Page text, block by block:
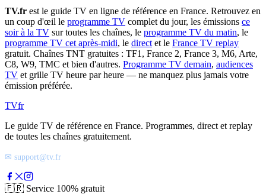
TV.fr est le guide TV en ligne de référence en France. Retrouvez en
un coup d'œil le programme TV complet du jour, les émissions ce
soir à la TV sur toutes les chaînes, le programme TV du matin, le
programme TV cet après-midi, le direct et le France TV replay
gratuit. Chaînes TNT gratuites : TF1, France 2, France 3, M6, Arte,
C8, W9, TMC et bien d'autres. Programme TV demain, audiences
TV et grille TV heure par heure — ne manquez plus jamais votre
émission préférée.
TVfr
Le guide TV de référence en France. Programmes, direct et replay
de toutes les chaînes gratuitement.
✉ support@tv.fr
🇫🇷 Service 100% gratuit